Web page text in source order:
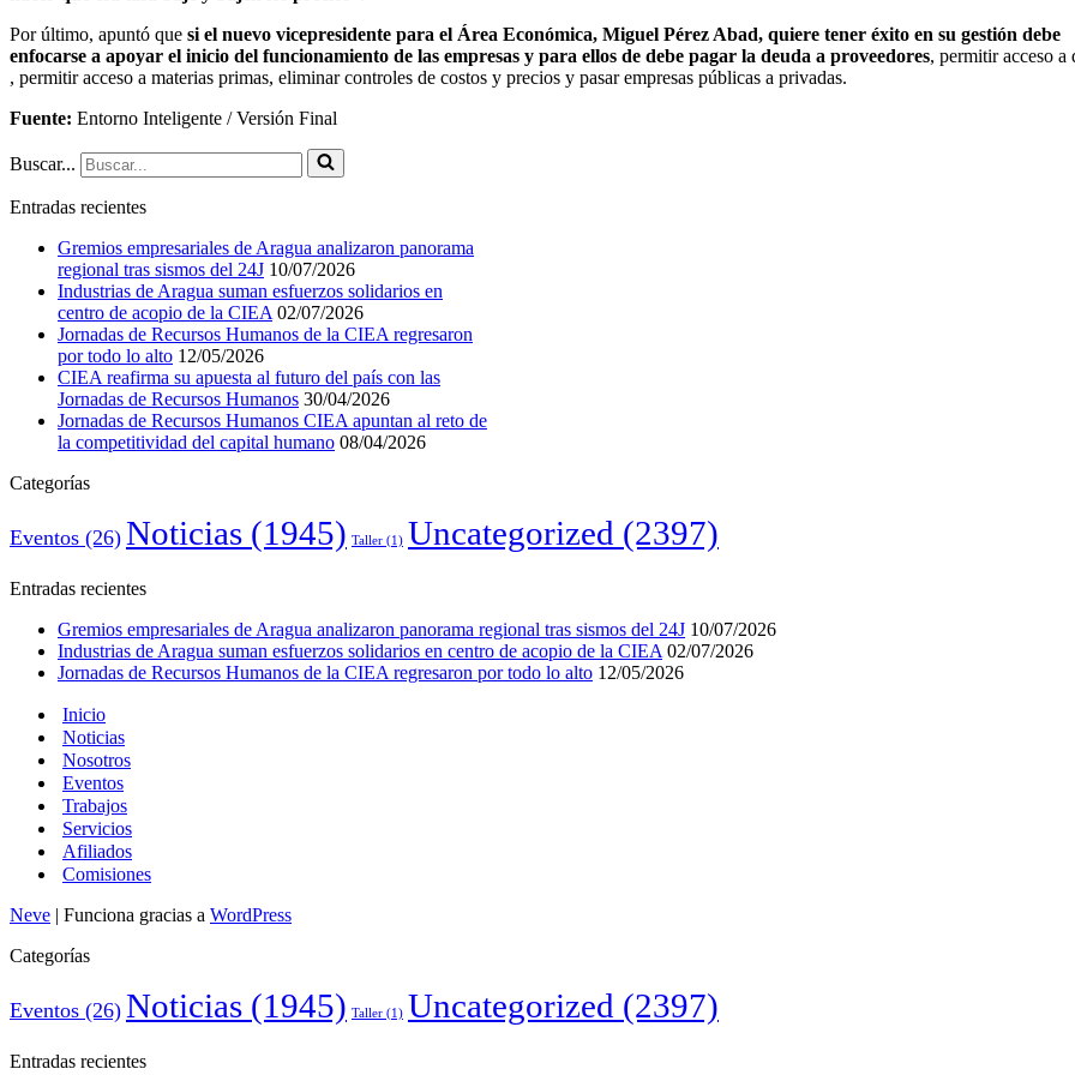
Por último, apuntó que si el nuevo vicepresidente para el Área Económica, Miguel Pérez Abad, quiere tener éxito en su gestión debe
enfocarse a apoyar el inicio del funcionamiento de las empresas y para ellos de debe pagar la deuda a proveedores, permitir acceso a
, permitir acceso a materias primas, eliminar controles de costos y precios y pasar empresas públicas a privadas.
Fuente: Entorno Inteligente / Versión Final
Buscar...
Entradas recientes
Gremios empresariales de Aragua analizaron panorama
regional tras sismos del 24J 10/07/2026
Industrias de Aragua suman esfuerzos solidarios en
centro de acopio de la CIEA 02/07/2026
Jornadas de Recursos Humanos de la CIEA regresaron
por todo lo alto 12/05/2026
CIEA reafirma su apuesta al futuro del país con las
Jornadas de Recursos Humanos 30/04/2026
Jornadas de Recursos Humanos CIEA apuntan al reto de
la competitividad del capital humano 08/04/2026
Categorías
Eventos (26) Noticias (1945) Taller (1) Uncategorized (2397)
Entradas recientes
Gremios empresariales de Aragua analizaron panorama regional tras sismos del 24J 10/07/2026
Industrias de Aragua suman esfuerzos solidarios en centro de acopio de la CIEA 02/07/2026
Jornadas de Recursos Humanos de la CIEA regresaron por todo lo alto 12/05/2026
Inicio
Noticias
Nosotros
Eventos
Trabajos
Servicios
Afiliados
Comisiones
Neve | Funciona gracias a WordPress
Categorías
Eventos (26) Noticias (1945) Taller (1) Uncategorized (2397)
Entradas recientes